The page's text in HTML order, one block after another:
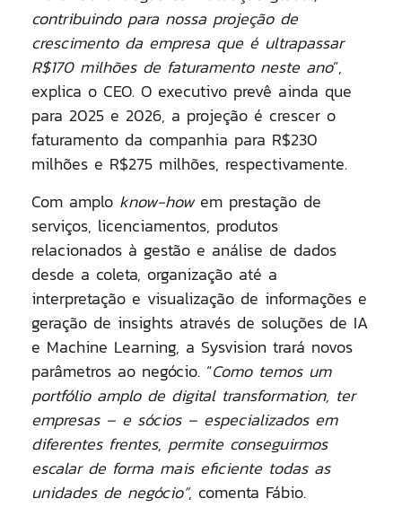
contribuindo para nossa projeção de
crescimento da empresa que é ultrapassar
R$170 milhões de faturamento neste ano”,
explica o CEO. O executivo prevê ainda que
para 2025 e 2026, a projeção é crescer o
faturamento da companhia para R$230
milhões e R$275 milhões, respectivamente.
Com amplo know-howem prestação de
serviços, licenciamentos, produtos
relacionados à gestão e análise de dados
desde a coleta, organização até a
interpretação e visualização de informações e
geração de insights através de soluções de IA
e Machine Learning, a Sysvision trará novos
parâmetros ao negócio. “Como temos um
portfólio amplo de digital transformation, ter
empresas – e sócios – especializados em
diferentes frentes, permite conseguirmos
escalar de forma mais eficiente todas as
unidades de negócio”, comenta Fábio.